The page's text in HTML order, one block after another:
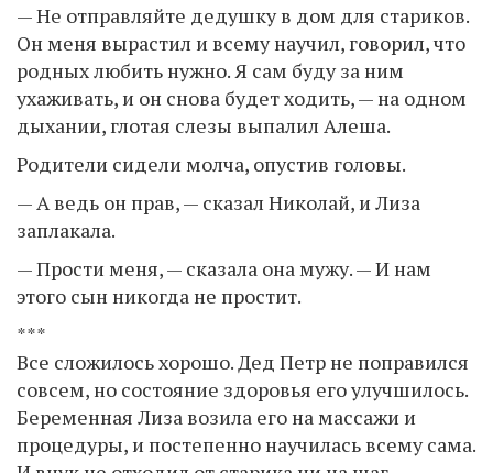
— Не отправляйте дедушку в дом для стариков.
Он меня вырастил и всему научил, говорил, что
родных любить нужно. Я сам буду за ним
ухаживать, и он снова будет ходить, — на одном
дыхании, глотая слезы выпалил Алеша.
Родители сидели молча, опустив головы.
— А ведь он прав, — сказал Николай, и Лиза
заплакала.
— Прости меня, — сказала она мужу. — И нам
этого сын никогда не простит.
***
Все сложилось хорошо. Дед Петр не поправился
совсем, но состояние здоровья его улучшилось.
Беременная Лиза возила его на массажи и
процедуры, и постепенно научилась всему сама.